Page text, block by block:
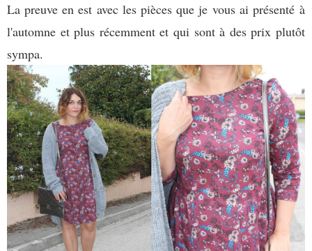
La preuve en est avec les pièces que je vous ai présenté à
l'automne et plus récemment et qui sont à des prix plutôt
sympa.